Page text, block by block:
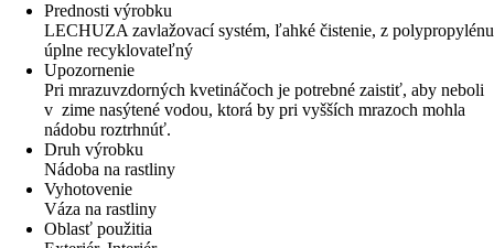
Prednosti výrobku
LECHUZA zavlažovací systém, ľahké čistenie, z polypropylénu
úplne recyklovateľný
Upozornenie
Pri mrazuvzdorných kvetináčoch je potrebné zaistiť, aby neboli
v zime nasýtené vodou, ktorá by pri vyšších mrazoch mohla
nádobu roztrhnúť.
Druh výrobku
Nádoba na rastliny
Vyhotovenie
Váza na rastliny
Oblasť použitia